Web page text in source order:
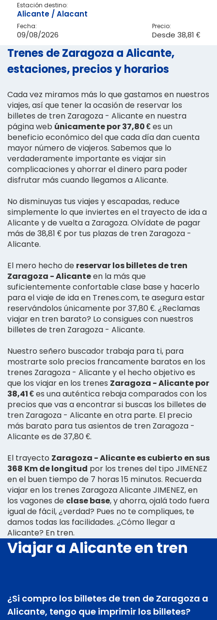
Estación destino:
Alicante / Alacant
Fecha:
09/08/2026
Precio:
Desde 38,81 €
Trenes de Zaragoza a Alicante,
estaciones, precios y horarios
Cada vez miramos más lo que gastamos en nuestros
viajes, así que tener la ocasión de reservar los
billetes de tren Zaragoza - Alicante en nuestra
página web únicamente por 37,80 €es un
beneficio económico del que cada día dan cuenta
mayor número de viajeros. Sabemos que lo
verdaderamente importante es viajar sin
complicaciones y ahorrar el dinero para poder
disfrutar más cuando llegamos a Alicante.
No disminuyas tus viajes y escapadas, reduce
simplemente lo que inviertes en el trayecto de ida a
Alicante y de vuelta a Zaragoza. Olvídate de pagar
más de 38,81 € por tus plazas de tren Zaragoza -
Alicante.
El mero hecho de reservar los billetes de tren
Zaragoza - Alicanteen la más que
suficientemente confortable clase base y hacerlo
para el viaje de ida en Trenes.com, te asegura estar
reservándolos únicamente por 37,80 €. ¿Reclamas
viajar en tren barato? Lo consigues con nuestros
billetes de tren Zaragoza - Alicante.
Nuestro señero buscador trabaja para ti, para
mostrarte solo precios francamente baratos en los
trenes Zaragoza - Alicante y el hecho objetivo es
que los viajar en los trenes Zaragoza - Alicante por
38,41 €es una auténtica rebaja comparados con los
precios que vas a encontrar si buscas los billetes de
tren Zaragoza - Alicante en otra parte. El precio
más barato para tus asientos de tren Zaragoza -
Alicante es de 37,80 €.
El trayecto Zaragoza - Alicante es cubierto en sus
368 Km de longitud por los trenes del tipo JIMENEZ
en el buen tiempo de 7 horas 15 minutos. Recuerda
viajar en los trenes Zaragoza Alicante JIMENEZ, en
los vagones de clase base, y ahorra, ojalá todo fuera
igual de fácil, ¿verdad? Pues no te compliques, te
damos todas las facilidades. ¿Cómo llegar a
Alicante? En tren.
Viajar a Alicante en tren
¿Si compro los billetes de tren de Zaragoza a
Alicante, tengo que imprimir los billetes?